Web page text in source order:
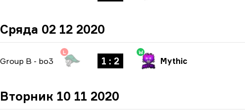
Сряда 02 12 2020
Group B - bo3
L
1 : 2
W
Mythic
Вторник 10 11 2020